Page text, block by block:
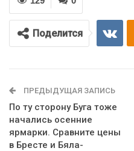
Поделится
ПРЕДЫДУЩАЯ ЗАПИСЬ
По ту сторону Буга тоже
начались осенние
ярмарки. Сравните цены
в Бресте и Бяла-